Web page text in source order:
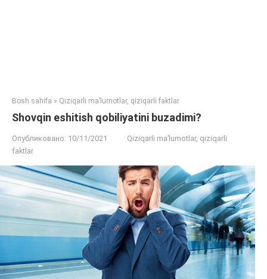
Bosh sahifa » Qiziqarli ma’lumotlar, qiziqarli faktlar
Shovqin eshitish qobiliyatini buzadimi?
Опубликовано: 10/11/2021
Qiziqarli ma’lumotlar, qiziqarli
faktlar